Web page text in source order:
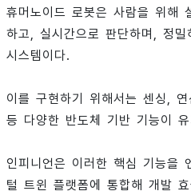
휴머노이드 로봇은 사람을 위해
하고, 실시간으로 판단하며, 정
시스템이다.
이를 구현하기 위해서는 센싱,
등 다양한 반도체 기반 기능이
인피니언은 이러한 핵심 기능을
털 트윈 플랫폼에 통합해 개발